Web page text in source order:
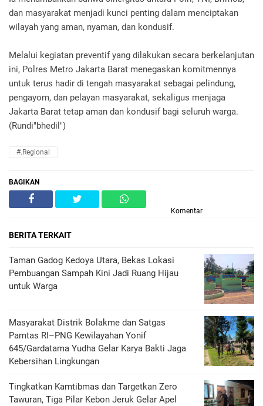
dan masyarakat menjadi kunci penting dalam menciptakan
wilayah yang aman, nyaman, dan kondusif.
Melalui kegiatan preventif yang dilakukan secara berkelanjutan
ini, Polres Metro Jakarta Barat menegaskan komitmennya
untuk terus hadir di tengah masyarakat sebagai pelindung,
pengayom, dan pelayan masyarakat, sekaligus menjaga
Jakarta Barat tetap aman dan kondusif bagi seluruh warga.
(Rundi"bhedil")
#.Regional
BAGIKAN
Komentar
BERITA TERKAIT
‎Taman Gadog Kedoya Utara, Bekas Lokasi
Pembuangan Sampah Kini Jadi Ruang Hijau
untuk Warga
Masyarakat Distrik Bolakme dan Satgas
Pamtas RI–PNG Kewilayahan Yonif
645/Gardatama Yudha Gelar Karya Bakti Jaga
Kebersihan Lingkungan
Tingkatkan Kamtibmas dan Targetkan Zero
Tawuran, Tiga Pilar Kebon Jeruk Gelar Apel